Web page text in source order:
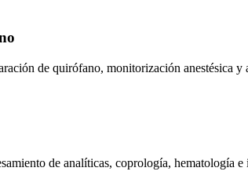
de quirófano, monitorización anestésica y
de analíticas, coprología, hematología